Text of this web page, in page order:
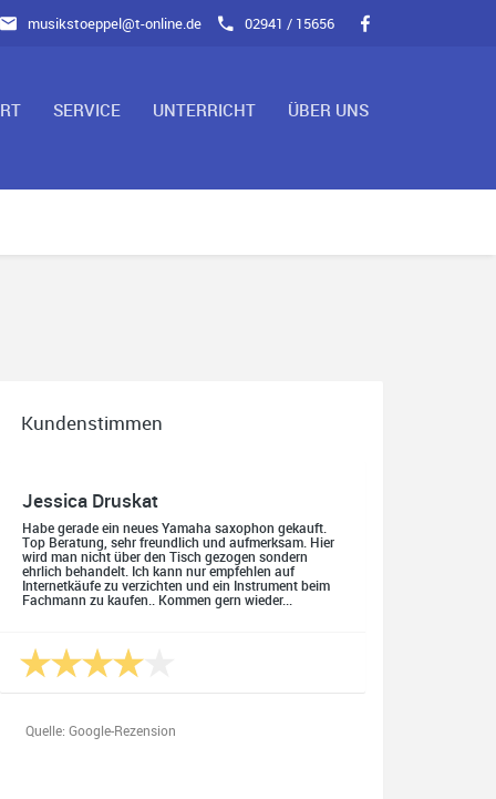
musikstoeppel@t-online.de 02941 / 15656
SERVICE UNTERRICHT ÜBER UNS
Kundenstimmen
Jessica Druskat
Habe gerade ein neues Yamaha saxophon gekauft.
Top Beratung, sehr freundlich und aufmerksam. Hier
wird man nicht über den Tisch gezogen sondern
ehrlich behandelt. Ich kann nur empfehlen auf
Internetkäufe zu verzichten und ein Instrument beim
Fachmann zu kaufen.. Kommen gern wieder...
Quelle: Google-Rezension